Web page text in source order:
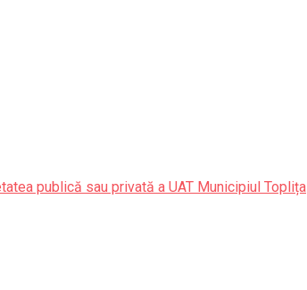
publică sau privată a UAT Municipiul Toplița